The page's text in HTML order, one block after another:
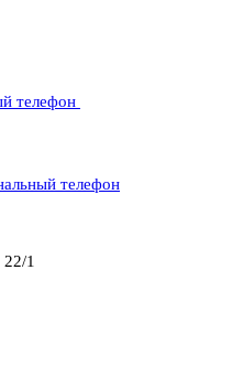
телефон
телефон
1